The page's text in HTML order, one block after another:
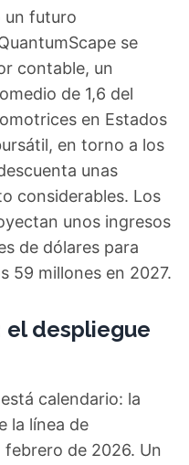
un futuro
se
contable, un
de 1,6 del
en Estados
en torno a los
unas
considerables. Los
unos ingresos
de dólares para
59 millones en 2027.
el despliegue
calendario: la
la línea de
de 2026. Un